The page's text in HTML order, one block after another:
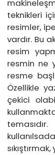
teknikleri
resimler,
vardır. Bu
resim
resmin ne
resme
Özellikle
çekici